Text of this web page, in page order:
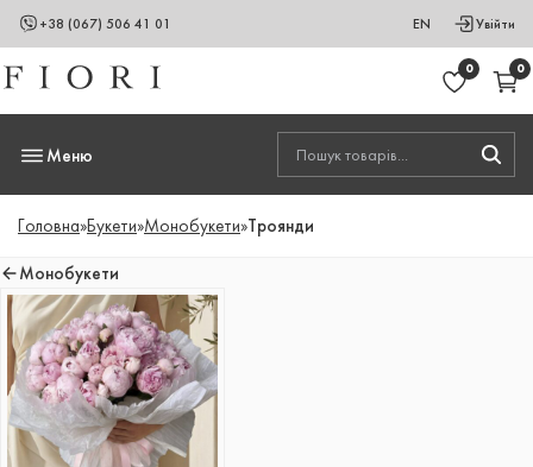
+38 (067) 506 41 01 EN Увійти
0 0
Меню
Головна»Букети»Монобукети»Троянди
Монобукети